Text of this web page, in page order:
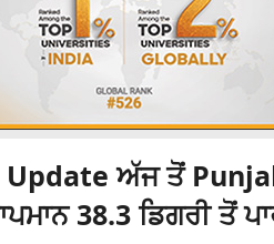
ਅੱਜ ਤੋਂ
38.3 ਡਿਗਰੀ ਤੋਂ